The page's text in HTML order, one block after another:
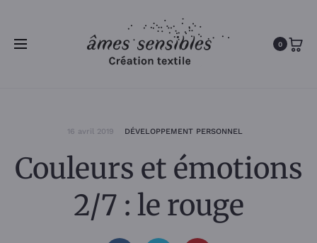
0
16 avril 2019 DÉVELOPPEMENT PERSONNEL
Couleurs et émotions
2/7 : le rouge